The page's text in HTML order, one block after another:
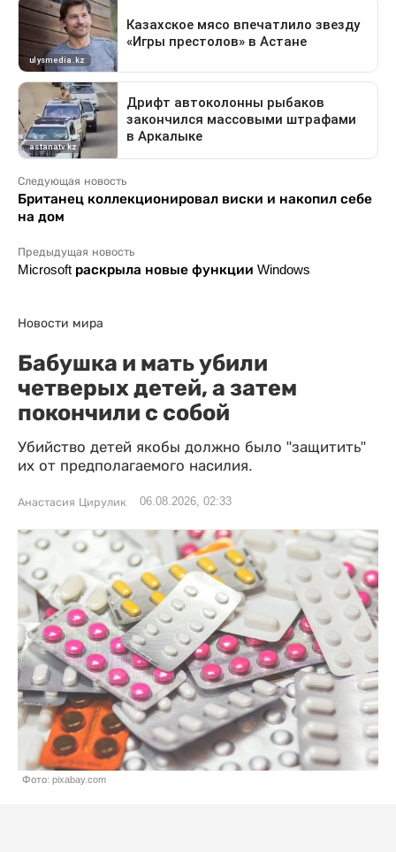
Следующая новость
Британец коллекционировал виски и накопил себе
на дом
Предыдущая новость
Microsoft раскрыла новые функции Windows
Новости мира
Бабушка и мать убили
четверых детей, а затем
покончили с собой
Убийство детей якобы должно было "защитить"
их от предполагаемого насилия.
Анастасия Цирулик 06.08.2026, 02:33
Фото: pixabay.com